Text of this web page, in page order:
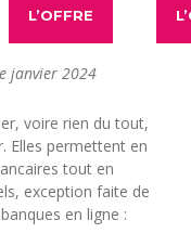
L’OFFRE
janvier 2024
voire rien du tout,
Elles permettent en
tout en
exception faite de
en ligne :